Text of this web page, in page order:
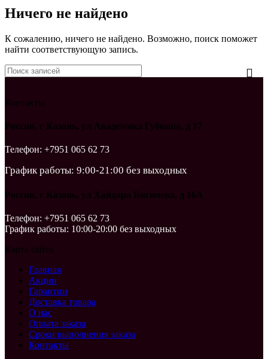
Ничего не найдено
К сожалению, ничего не найдено. Возможно, поиск поможет
найти соответствующую запись.
Контакты
Россия, г Казань, ул Академика Губкина, д 17
Телефон: +7951 065 62 73
График работы: 9:00-21:00 без выходных
Россия, г Казань, ул Хайдара Бигичева, д 16А
Телефон: +7951 065 62 73
График работы: 10:00-20:00 без выходных
Карта сайта
Главная
Акции
Гарантии
Доставка товара
О нас
Оплата заказа
Сроки выполнения заказа
Контакты